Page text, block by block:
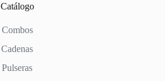
Catálogo
Combos
Cadenas
Pulseras